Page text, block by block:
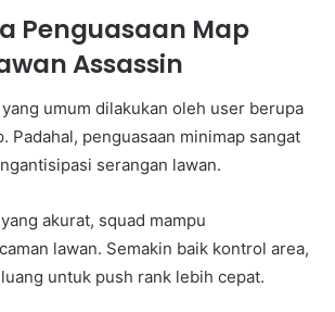
Penguasaan Map
Assassin
umum dilakukan oleh user berupa
Padahal, penguasaan minimap sangat
serangan lawan.
akurat, squad mampu
lawan. Semakin baik kontrol area,
untuk push rank lebih cepat.